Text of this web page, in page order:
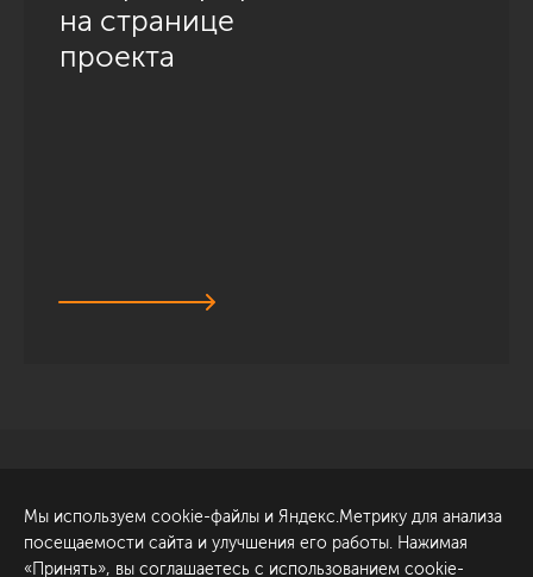
на странице
проекта
Обсудить проект
ул. Академика Павлова, 6
к1
Мы используем cookie-файлы и Яндекс.Метрику для анализа
посещаемости сайта и улучшения его работы. Нажимая
«Принять», вы соглашаетесь с использованием cookie-